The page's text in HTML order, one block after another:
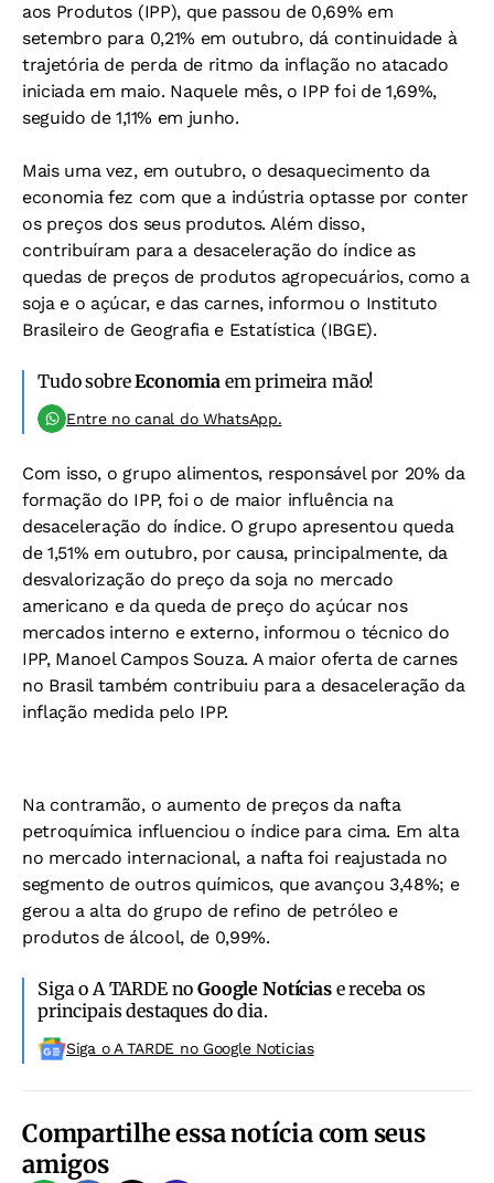
aos Produtos (IPP), que passou de 0,69% em
setembro para 0,21% em outubro, dá continuidade à
trajetória de perda de ritmo da inflação no atacado
iniciada em maio. Naquele mês, o IPP foi de 1,69%,
seguido de 1,11% em junho.
Mais uma vez, em outubro, o desaquecimento da
economia fez com que a indústria optasse por conter
os preços dos seus produtos. Além disso,
contribuíram para a desaceleração do índice as
quedas de preços de produtos agropecuários, como a
soja e o açúcar, e das carnes, informou o Instituto
Brasileiro de Geografia e Estatística (IBGE).
Tudo sobreEconomiaem primeira mão!
Entre no canal do WhatsApp.
Com isso, o grupo alimentos, responsável por 20% da
formação do IPP, foi o de maior influência na
desaceleração do índice. O grupo apresentou queda
de 1,51% em outubro, por causa, principalmente, da
desvalorização do preço da soja no mercado
americano e da queda de preço do açúcar nos
mercados interno e externo, informou o técnico do
IPP, Manoel Campos Souza. A maior oferta de carnes
no Brasil também contribuiu para a desaceleração da
inflação medida pelo IPP.
Na contramão, o aumento de preços da nafta
petroquímica influenciou o índice para cima. Em alta
no mercado internacional, a nafta foi reajustada no
segmento de outros químicos, que avançou 3,48%; e
gerou a alta do grupo de refino de petróleo e
produtos de álcool, de 0,99%.
Siga o A TARDE noGoogle Notíciase receba os
principais destaques do dia.
Siga o A TARDE no Google Noticias
Compartilhe essa notícia com seus
amigos